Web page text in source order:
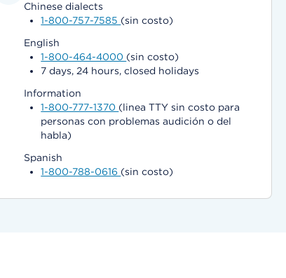
Chinese dialects
1-800-757-7585 (sin costo)
English
1-800-464-4000 (sin costo)
7 days, 24 hours, closed holidays
Information
1-800-777-1370 (linea TTY sin costo para
personas con problemas audición o del
habla)
Spanish
1-800-788-0616 (sin costo)